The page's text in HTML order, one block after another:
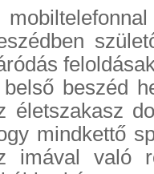
beszéd
életszakasz
mindkettő
imával való